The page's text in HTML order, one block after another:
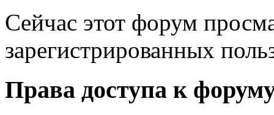
Сейчас этот форум
зарегистрированных
Права доступа к